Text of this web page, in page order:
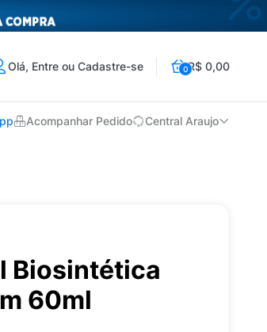
Olá, Entre ou Cadastre-se 0R$ 0,00
Acompanhar Pedido Central Araujo
Biosintética
60ml